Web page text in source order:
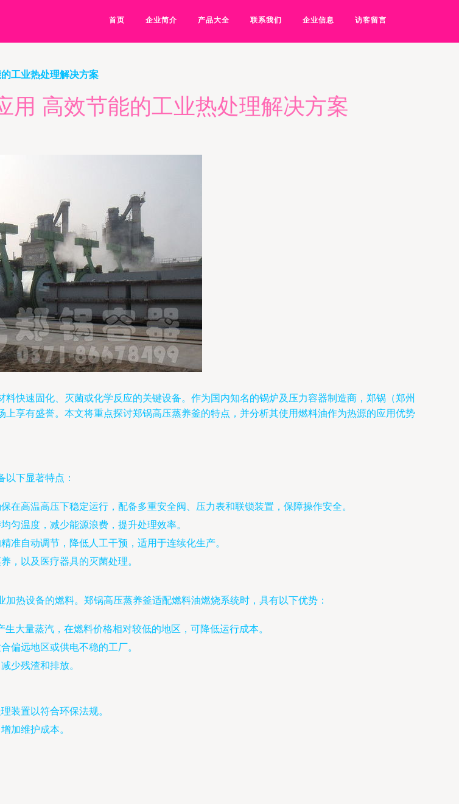
首页 企业简介 产品大全 联系我们 企业信息 访客留言
工业热处理解决方案
用 高效节能的工业热处理解决方案
快速固化、灭菌或化学反应的关键设备。作为国内知名的锅炉及压力容器制造商，郑锅（郑州
享有盛誉。本文将重点探讨郑锅高压蒸养釜的特点，并分析其使用燃料油作为热源的应用优势
下显著特点：
在高温高压下稳定运行，配备多重安全阀、压力表和联锁装置，保障操作安全。
匀温度，减少能源浪费，提升处理效率。
准自动调节，降低人工干预，适用于连续化生产。
，以及医疗器具的灭菌处理。
热设备的燃料。郑锅高压蒸养釜适配燃料油燃烧系统时，具有以下优势：
大量蒸汽，在燃料价格相对较低的地区，可降低运行成本。
偏远地区或供电不稳的工厂。
少残渣和排放。
装置以符合环保法规。
加维护成本。